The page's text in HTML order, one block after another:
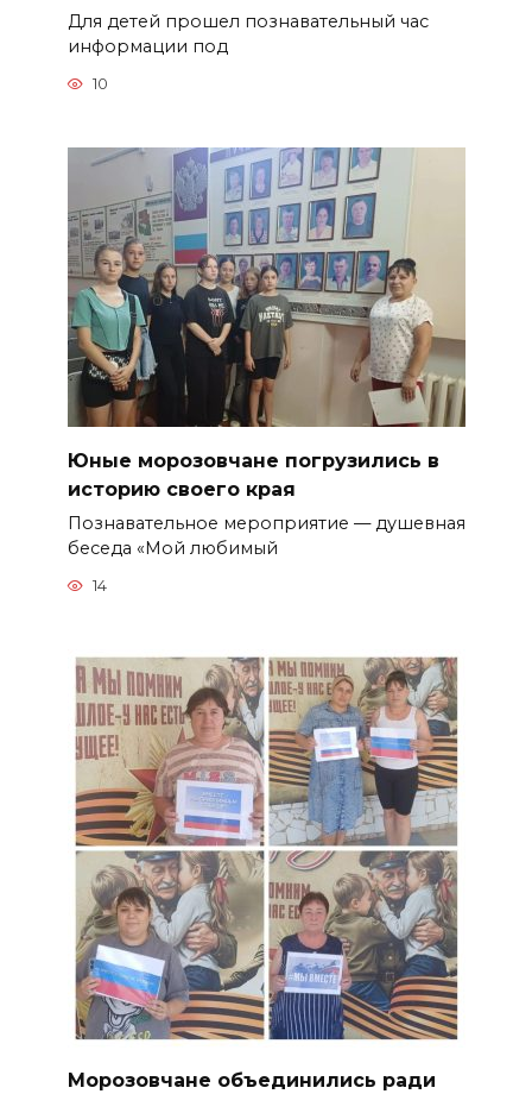
Для детей прошел познавательный час
информации под
10
Юные морозовчане погрузились в
историю своего края
Познавательное мероприятие — душевная
беседа «Мой любимый
14
Морозовчане объединились ради